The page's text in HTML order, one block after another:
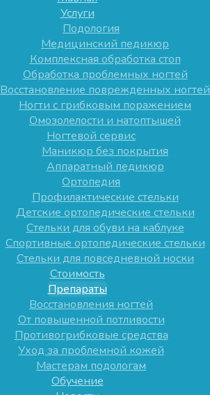
Услуги
Подология
Медицинский педикюр
Комплексная обработка стоп
Обработка проблемных ногтей
Восстановление поврежденных ногтей
Ногти с грибковым поражением
Омозолелости и натоптышей
Ногтевой сервис
Маникюр без покрытия
Аппаратный педикюр
Ортопедия
Профилактические стельки
Детские ортопедические стельки
Стельки для обуви на каблуке
Спортивные ортопедические стельки
Стельки для повседневной носки
Стоимость
Препараты
Восстановления ногтей
От повышенной потливости
Противогрибковые средства
Уход за проблемной кожей
Мастерам подологам
Обучение